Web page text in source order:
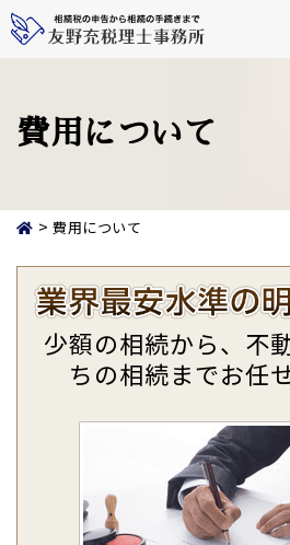
main
content
費用について
> 費用について
少額の相続から、不
ちの相続までお任